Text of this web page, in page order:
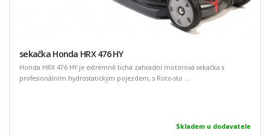
sekačka Honda HRX 476 HY
Honda HRX 476 HY je extrémně tichá zahradní motorová sekačka s
profesionálním hydrostatickým pojezdem, s Roto-sto ...
Skladem u dodavatele